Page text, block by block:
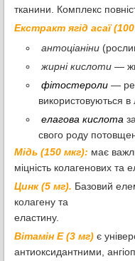
тканини. Комплекс
Екстракт ягід асаї
антоціаніни
жирні кислоти —
фітостероли —
використовуються в
елагова кислота
свого роду
Мідь (150 мкг): має
міцність колагенових та
Цинк (5 мг). Базовий
колагену та
еластину.
Вітамін Е (3 мг) є
антиоксидантними,